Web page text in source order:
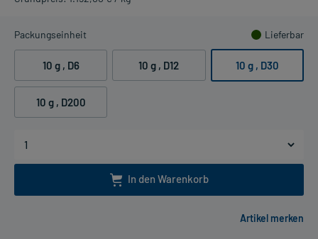
Packungseinheit Lieferbar
10 g , D6 10 g , D12 10 g , D30
10 g , D200
In den Warenkorb